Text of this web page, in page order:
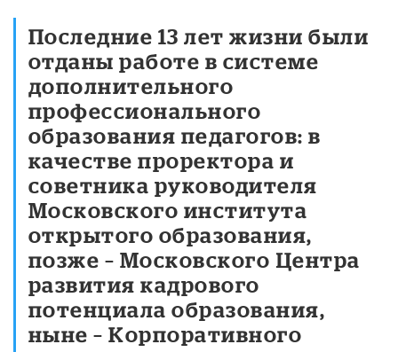
Последние 13 лет жизни были
отданы работе в системе
дополнительного
профессионального
образования педагогов: в
качестве проректора и
советника руководителя
Московского института
открытого образования,
позже – Московского Центра
развития кадрового
потенциала образования,
ныне – Корпоративного